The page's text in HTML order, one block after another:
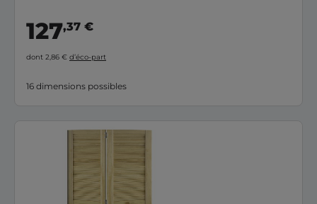
127,37 €
dont 2,86 € d’éco-part
16 dimensions possibles